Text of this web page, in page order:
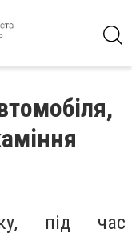
під час